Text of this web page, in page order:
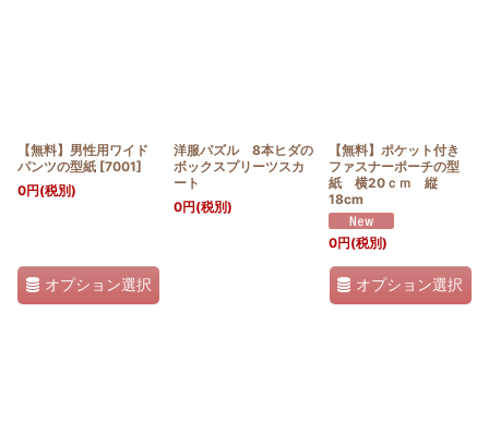
【無料】男性用ワイド
パンツの型紙 [7001]
0円(税別)
オプション選択
洋服パズル 8本ヒダの
ボックスプリーツスカ
ート
0円(税別)
【無料】ポケット付き
ファスナーポーチの型
紙 横20ｃｍ 縦
18cm
0円(税別)
オプション選択